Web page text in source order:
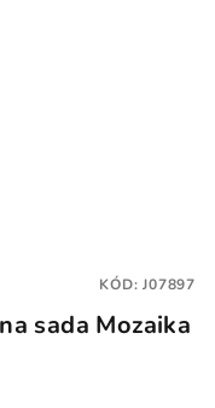
sada Mozaika
KÓD:J07897